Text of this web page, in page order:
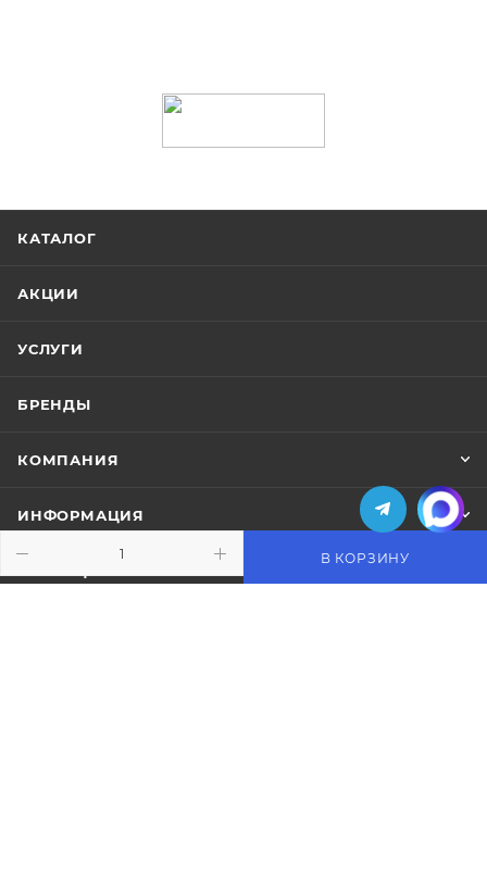
В КОРЗИНУ
КАТАЛОГ
АКЦИИ
УСЛУГИ
БРЕНДЫ
КОМПАНИЯ
ИНФОРМАЦИЯ